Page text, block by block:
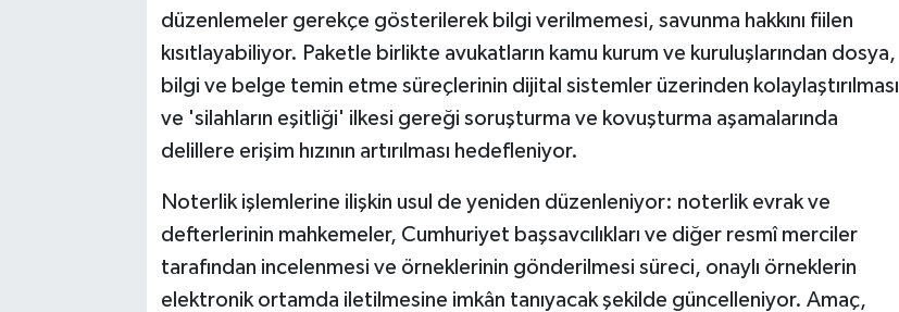
düzenlemeler gerekçe gösterilerek bilgi verilmemesi, savunma hakkını fiilen
kısıtlayabiliyor. Paketle birlikte avukatların kamu kurum ve kuruluşlarından dosya,
bilgi ve belge temin etme süreçlerinin dijital sistemler üzerinden kolaylaştırılması
ve 'silahların eşitliği' ilkesi gereği soruşturma ve kovuşturma aşamalarında
delillere erişim hızının artırılması hedefleniyor.
Noterlik işlemlerine ilişkin usul de yeniden düzenleniyor: noterlik evrak ve
defterlerinin mahkemeler, Cumhuriyet başsavcılıkları ve diğer resmî merciler
tarafından incelenmesi ve örneklerinin gönderilmesi süreci, onaylı örneklerin
elektronik ortamda iletilmesine imkân tanıyacak şekilde güncelleniyor. Amaç,